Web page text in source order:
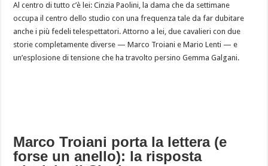
Al centro di tutto c’è lei: Cinzia Paolini, la dama che da settimane
occupa il centro dello studio con una frequenza tale da far dubitare
anche i più fedeli telespettatori. Attorno a lei, due cavalieri con due
storie completamente diverse — Marco Troiani e Mario Lenti — e
un’esplosione di tensione che ha travolto persino Gemma Galgani.
Marco Troiani porta la lettera (e
forse un anello): la risposta